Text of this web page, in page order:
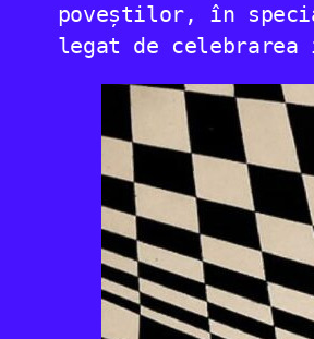
poveștilor, în
legat de